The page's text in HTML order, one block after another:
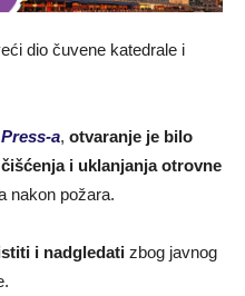
dio čuvene katedrale i
a, otvaranje je bilo
i uklanjanja otrovne
nakon požara.
i nadgledati zbog javnog